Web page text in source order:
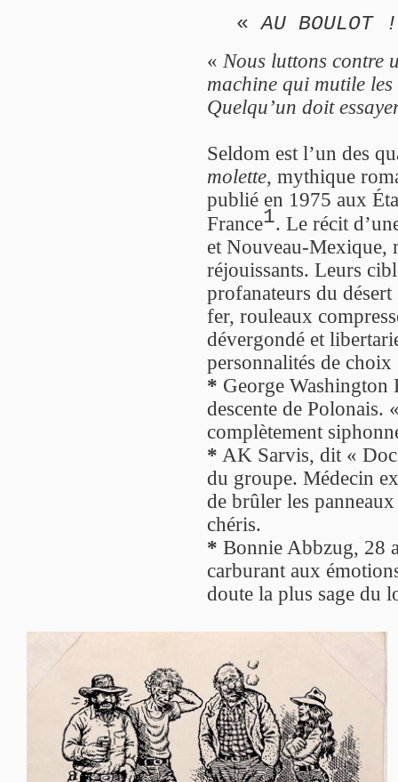
«AU BOULOT !
« Nous luttons contre
machine qui mutile
Quelqu’un doit
Seldom est l’un des
molette, mythique
publié en 1975 aux
France1. Le récit
et Nouveau-Mexique,
réjouissants. Leurs
profanateurs du
fer, rouleaux
dévergondé et
personnalités de choix
* George Washington
descente de Polonais.
complètement
* AK Sarvis, dit «
du groupe. Médecin
de brûler les
chéris.
* Bonnie Abbzug, 28
carburant aux
doute la plus sage du